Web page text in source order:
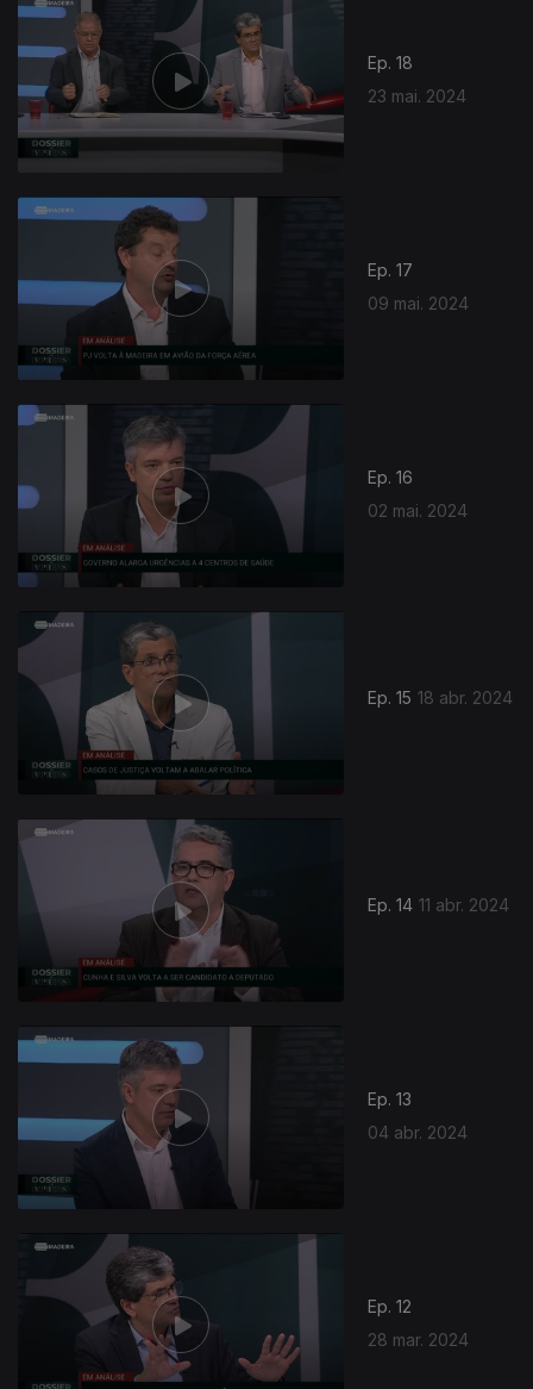
Ep. 18
23 mai. 2024
Ep. 17
09 mai. 2024
Ep. 16
02 mai. 2024
Ep. 15 18 abr. 2024
Ep. 14 11 abr. 2024
Ep. 13
04 abr. 2024
759780
Ep. 12
28 mar. 2024